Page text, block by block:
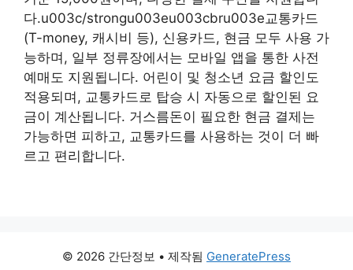
다.u003c/strongu003eu003cbru003e교통카드
(T-money, 캐시비 등), 신용카드, 현금 모두 사용 가
능하며, 일부 정류장에서는 모바일 앱을 통한 사전
예매도 지원됩니다. 어린이 및 청소년 요금 할인도
적용되며, 교통카드로 탑승 시 자동으로 할인된 요
금이 계산됩니다. 거스름돈이 필요한 현금 결제는
가능하면 피하고, 교통카드를 사용하는 것이 더 빠
르고 편리합니다.
© 2026 간단정보 • 제작됨 GeneratePress